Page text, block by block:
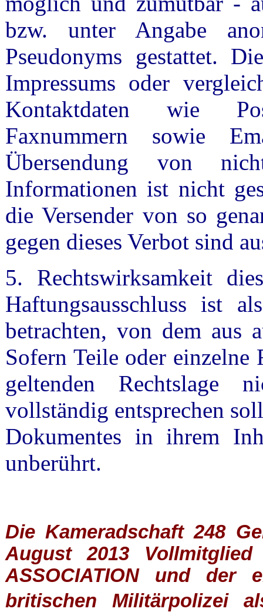
bzw. unter Angabe
Pseudonyms gestattet.
Impressums oder
Kontaktdaten wie
Faxnummern sowie
Übersendung von
Informationen ist nicht
die Versender von so
gegen dieses Verbot sind
5. Rechtswirksamkeit
Haftungsausschluss ist
betrachten, von dem aus
Sofern Teile oder einzelne
geltenden
vollständig entsprechen
Dokumentes in ihrem
unberührt.
Die Kameradschaft 248
August 2013
ASSOCIATIONund der
britischen
Militärpolizei